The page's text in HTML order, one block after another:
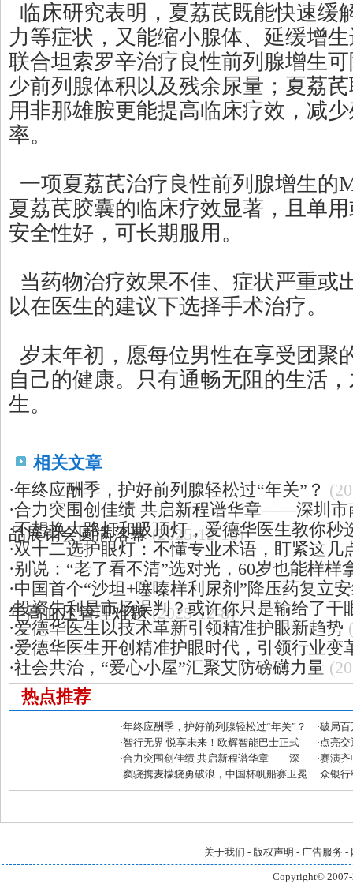
临床研究表明，夏荔芪既能快速缓
力等症状，又能缩小腺体、延缓增
联合坦索罗辛治疗良性前列腺增生
少前列腺体积以及残余尿量；夏荔
用非那雄胺更能提高临床疗效，减
率。
一项夏荔芪治疗良性前列腺增生的
夏荔芪胶囊的临床疗效显著，且单
安全性好，可长期服用。
当药物治疗效果不佳、症状严重或
以在医生的建议下选择手术治疗。
岁末年初，愿每位男性在享受团聚
自己的健康。只有通畅无阻的生活
生。
相关文章
·年终应酬季，护好前列腺轻松过“年关”？
·合力突围创佳绩 共启新程谱华章——深圳市
品展销会圆满落幕 (2025-12-18)
·不想换大路灯和吸顶灯，爱德华医生教你秒
·双十二选护眼灯：不懂专业术语，盯紧这几
·别说：“老了看不清”选对光，60岁也能样样
·中国首个“沙坦+噻嗪样利尿剂”降压药复立
年高血压管理难题 (2025-12-8)
·投资失利是市场误判？或许你只是输给了干
·爱德华医生以技术革新引领精准护眼新趋势
·爱德华医生开创精准护眼时代，引领行业变
·社会共治，“爱心小屋”汇聚艾防磅礴力量
热点推荐
·年终应酬季，护好前列腺轻松过“年关”？ ·破局百
品牌新
·智行无界 悦享未来！欧辉智能巴士正式
发布 引领智慧出行新浪潮
·点亮
·合力突围创佳绩 共启新程谱华章——深
圳市南北医药集团第五届商品展销会圆满
落幕
·赛演齐
·窦骁携麦檬骁勇破浪，中国杯帆船赛卫冕
成功
·众银行
融科技
关于我们 - 版权声明 - 广告服务 -
Copyright©